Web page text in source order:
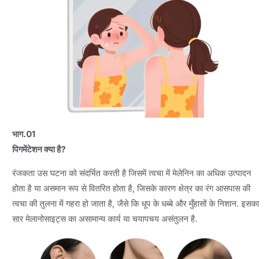
भाग.01
पिगमेंटेशन क्या है?
रंजकता उस घटना को संदर्भित करती है जिसमें त्वचा में मेलेनिन का अधिक उत्पादन
होता है या असमान रूप से वितरित होता है, जिसके कारण क्षेत्र का रंग आसपास की
त्वचा की तुलना में गहरा हो जाता है, जैसे कि धूप के धब्बे और मुँहासों के निशान. इसका
सार मेलानोसाइट्स का असामान्य कार्य या चयापचय असंतुलन है.